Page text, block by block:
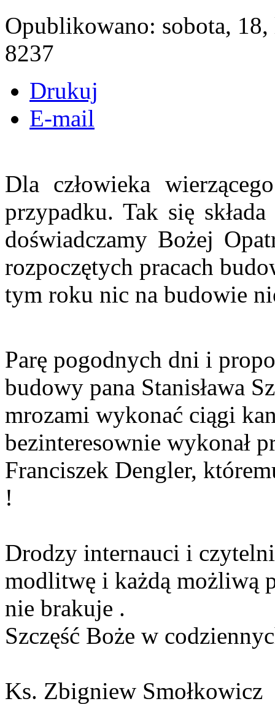
Opublikowano: sobota,
8237
Drukuj
E-mail
Dla człowieka
przypadku. Tak się
doświadczamy Bożej
rozpoczętych pracach
tym roku nic na budowie
Parę pogodnych dni i
budowy pana Stanisława
mrozami wykonać ciągi
bezinteresownie wykonał
Franciszek Dengler,
!
Drodzy internauci i
modlitwę i każdą możliwą
nie brakuje .
Szczęść Boże w
Ks. Zbigniew Smołkowicz